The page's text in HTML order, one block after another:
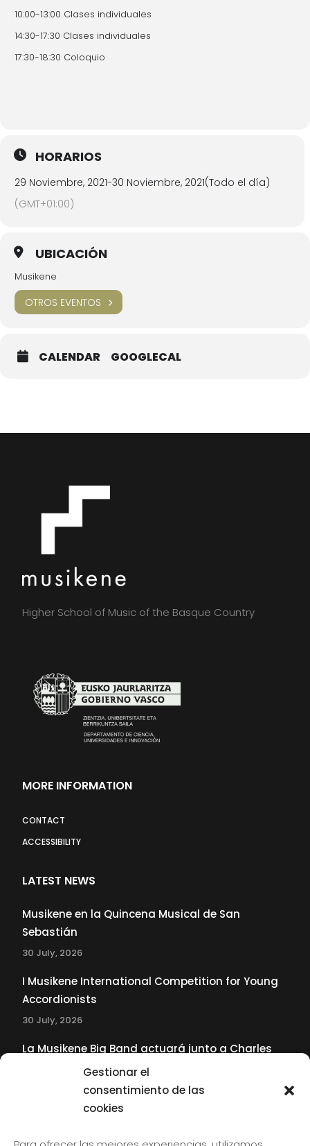
Gestionar el
consentimiento de las
cookies
10:00-13:00 Clases individuales
14:30-17:30 Clases individuales
17:30-18:30 Coloquio
HORARIOS
29 Noviembre, 2021-30 Noviembre, 2021(Todo el día)
(GMT+01:00)
UBICACIÓN
Musikene
OTROS EVENTOS
CALENDAR GOOGLECAL
Higher School of Music of the Basque Country
MORE INFORMATION
CONTACT
ACCESSIBILITY
LATEST NEWS
Musikene en la Quincena Musical de San
Sebastián
30 July, 2026
I Musikene International Competition for Young
Accordionists
30 July, 2026
La Musikene Big Band actuará junto a Charles
Tolliver en el 61 Jazzaldia